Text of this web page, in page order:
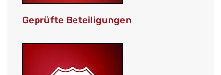
Geprüfte Beteiligungen